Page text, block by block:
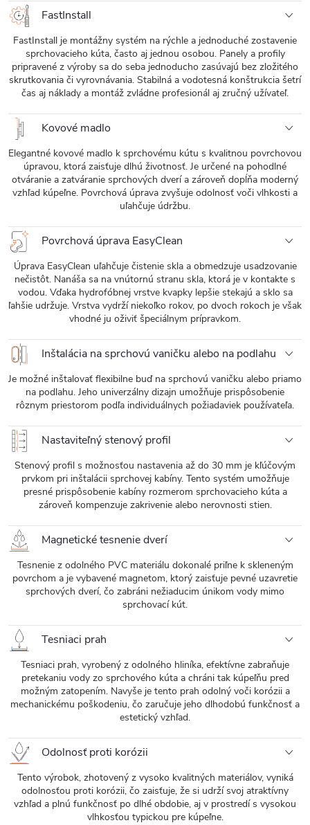
FastInstall
FastInstall je montážny systém na rýchle a jednoduché zostavenie
sprchovacieho kúta, často aj jednou osobou. Panely a profily
pripravené z výroby sa do seba jednoducho zasúvajú bez zložitého
skrutkovania či vyrovnávania. Stabilná a vodotesná konštrukcia šetrí
čas aj náklady a montáž zvládne profesionál aj zručný užívateľ.
Kovové madlo
Elegantné kovové madlo k sprchovému kútu s kvalitnou povrchovou
úpravou, ktorá zaisťuje dlhú životnosť. Je určené na pohodlné
otváranie a zatváranie sprchových dverí a zároveň dopĺňa moderný
vzhľad kúpeľne. Povrchová úprava zvyšuje odolnosť voči vlhkosti a
uľahčuje údržbu.
Povrchová úprava EasyClean
Úprava EasyClean uľahčuje čistenie skla a obmedzuje usadzovanie
nečistôt. Nanáša sa na vnútornú stranu skla, ktorá je v kontakte s
vodou. Vďaka hydrofóbnej vrstve kvapky lepšie stekajú a sklo sa
ľahšie udržuje. Vrstva vydrží niekoľko rokov, po dvoch rokoch je však
vhodné ju oživiť špeciálnym prípravkom.
Inštalácia na sprchovú vaničku alebo na podlahu
Je možné inštalovať flexibilne buď na sprchovú vaničku alebo priamo
na podlahu. Jeho univerzálny dizajn umožňuje prispôsobenie
rôznym priestorom podľa individuálnych požiadaviek používateľa.
Nastaviteľný stenový profil
Stenový profil s možnosťou nastavenia až do 30 mm je kľúčovým
prvkom pri inštalácii sprchovej kabíny. Tento systém umožňuje
presné prispôsobenie kabíny rozmerom sprchovacieho kúta a
zároveň kompenzuje zakrivenie alebo nerovnosti stien.
Magnetické tesnenie dverí
Tesnenie z odolného PVC materiálu dokonalé priľne k skleneným
povrchom a je vybavené magnetom, ktorý zaisťuje pevné uzavretie
sprchových dverí, čo zabráni nežiaducim únikom vody mimo
sprchovací kút.
Tesniaci prah
Tesniaci prah, vyrobený z odolného hliníka, efektívne zabraňuje
pretekaniu vody zo sprchového kúta a chráni tak kúpeľňu pred
možným zatopením. Navyše je tento prah odolný voči korózii a
mechanickému poškodeniu, čo zaručuje jeho dlhodobú funkčnosť a
estetický vzhľad.
Odolnosť proti korózii
Tento výrobok, zhotovený z vysoko kvalitných materiálov, vyniká
odolnosťou proti korózii, čo zaisťuje, že si udrží svoj atraktívny
vzhľad a plnú funkčnosť po dlhé obdobie, aj v prostredí s vysokou
vlhkosťou typickou pre kúpeľne.